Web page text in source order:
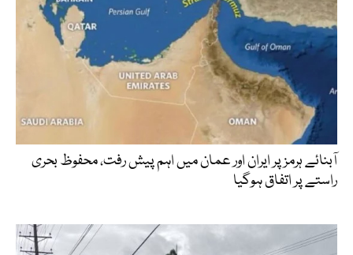
آبنائے ہرمز پر ایران اور عمان میں اہم پیش رفت، محفوظ بحری
راستے پر اتفاق ہوگیا